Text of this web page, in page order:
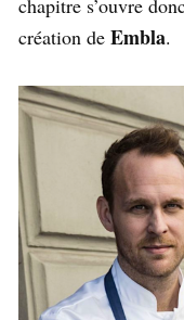
chapitre s’ouvre
création de Embla.